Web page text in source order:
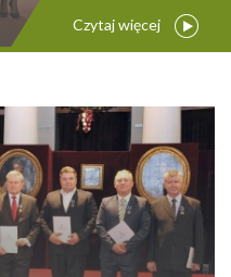
Czytaj więcej